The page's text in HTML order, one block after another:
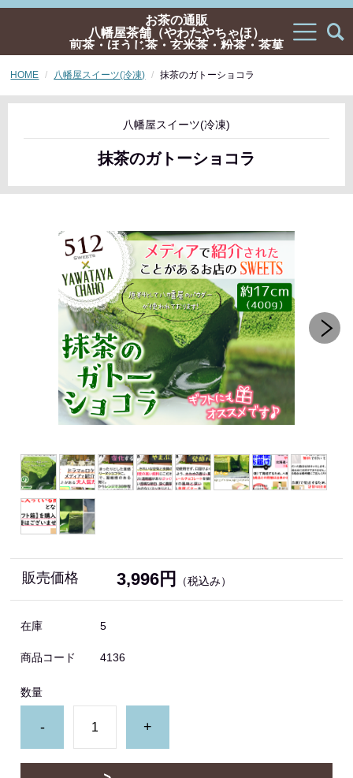
お茶の通販
八幡屋茶舗（やわたやちゃほ）
煎茶・ほうじ茶・玄米茶・粉茶・茶菓
子・ギフトの通販
HOME 八幡屋スイーツ(冷凍) 抹茶のガトーショコラ
八幡屋スイーツ(冷凍)
抹茶のガトーショコラ
販売価格 3,996円 （税込み）
在庫 5
商品コード 4136
数量
- +